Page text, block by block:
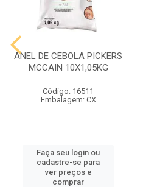
ANEL DE CEBOLA PICKERS
MCCAIN 10X1,05KG
Código: 16511
Embalagem: CX
Faça seu login ou
cadastre-se para
ver preços e
comprar